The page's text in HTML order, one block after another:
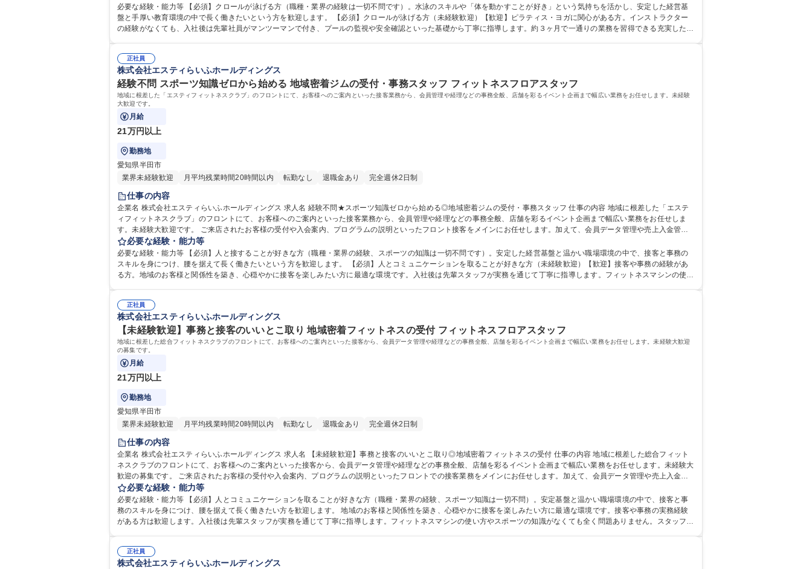
ける環境です。地域のお客様と深く関わり日々の成果や成長を分かち合えるやりがいがあります。 募集職種 【半田】未経験歓迎★クロールが泳げればＯＫ！手厚い研修で始
める水泳指導
必要な経験・能力等 【必須】クロールが泳げる方（職種・業界の経験は一切不問です）。水泳のスキルや「体を動かすことが好き」という気持ちを活かし、安定した経営基
盤と手厚い教育環境の中で長く働きたいという方を歓迎します。 【必須】クロールが泳げる方（未経験歓迎）【歓迎】ピラティス・ヨガに関心がある方。インストラクター
の経験がなくても、入社後は先輩社員がマンツーマンで付き、プールの監視や安全確認といった基礎から丁寧に指導します。約３ヶ月で一通りの業務を習得できる充実した教
正社員
株式会社エスティらいふホールディングス
経験不問 スポーツ知識ゼロから始める 地域密着ジムの受付・事務スタッフ フィットネスフロアスタッフ
地域に根差した「エスティフィットネスクラブ」のフロントにて、お客様へのご案内といった接客業務から、会員管理や経理などの事務全般、店舗を彩るイベント企画まで幅広い業務をお任せします。未経験
大歓迎です。
月給
21万円以上
勤務地
愛知県半田市
業界未経験歓迎
月平均残業時間20時間以内 転勤なし 退職金あり 完全週休2日制
仕事の内容
企業名 株式会社エスティらいふホールディングス 求人名 経験不問★スポーツ知識ゼロから始める◎地域密着ジムの受付・事務スタッフ 仕事の内容 地域に根差した「エステ
ィフィットネスクラブ」のフロントにて、お客様へのご案内といった接客業務から、会員管理や経理などの事務全般、店舗を彩るイベント企画まで幅広い業務をお任せしま
す。未経験大歓迎です。 ご来店されたお客様の受付や入会案内、プログラムの説明といったフロント接客をメインにお任せします。加えて、会員データ管理や売上入金管理
などの事務業務、館内清掃、物販コーナーのＰＯＰ作成やイベント企画など、店舗運営に関わる幅広い業務に携わります。地域のお客様との温かいコミュニケーションを楽し
みながら、一生モノの事務スキルも身につく環境です。現在活躍中のスタッフも全員スポーツ未経験からスタート。 募集職種 経験不問★スポーツ知識ゼロから始める◎地域
密着ジムの受付・事務スタッフ
必要な経験・能力等
必要な経験・能力等 【必須】人と接することが好きな方（職種・業界の経験、スポーツの知識は一切不問です）。安定した経営基盤と温かい職場環境の中で、接客と事務の
スキルを身につけ、腰を据えて長く働きたいという方を歓迎します。 【必須】人とコミュニケーションを取ることが好きな方（未経験歓迎）【歓迎】接客や事務の経験があ
る方。地域のお客様と関係性を築き、心穏やかに接客を楽しみたい方に最適な環境です。入社後は先輩スタッフが実務を通じて丁寧に指導します。フィットネスマシンの使い
正社員
株式会社エスティらいふホールディングス
【未経験歓迎】事務と接客のいいとこ取り 地域密着フィットネスの受付 フィットネスフロアスタッフ
地域に根差した総合フィットネスクラブのフロントにて、お客様へのご案内といった接客から、会員データ管理や経理などの事務全般、店舗を彩るイベント企画まで幅広い業務をお任せします。未経験大歓迎
の募集です。
月給
21万円以上
勤務地
愛知県半田市
業界未経験歓迎
月平均残業時間20時間以内 転勤なし 退職金あり 完全週休2日制
仕事の内容
企業名 株式会社エスティらいふホールディングス 求人名 【未経験歓迎】事務と接客のいいとこ取り◎地域密着フィットネスの受付 仕事の内容 地域に根差した総合フィット
ネスクラブのフロントにて、お客様へのご案内といった接客から、会員データ管理や経理などの事務全般、店舗を彩るイベント企画まで幅広い業務をお任せします。未経験大
歓迎の募集です。 ご来店されたお客様の受付や入会案内、プログラムの説明といったフロントでの接客業務をメインにお任せします。加えて、会員データ管理や売上入金管
理などのＰＣを使った事務全般、館内清掃、物販コーナーのＰＯＰ作成やイベント企画など、店舗運営に関わる幅広い業務に携わります。地域のお客様との温かいコミュニケ
ーションを楽しみながら、事務スキルも習得できる環境です。活躍中のスタッフも全員未経験スタートです。 募集職種 【未経験歓迎】事務と接客のいいとこ取り◎地域密着
フィットネスの受付
必要な経験・能力等
必要な経験・能力等 【必須】人とコミュニケーションを取ることが好きな方（職種・業界の経験、スポーツ知識は一切不問）。安定基盤と温かい職場環境の中で、接客と事
務のスキルを身につけ、腰を据えて長く働きたい方を歓迎します。 地域のお客様と関係性を築き、心穏やかに接客を楽しみたい方に最適な環境です。接客や事務の実務経験
がある方は歓迎します。入社後は先輩スタッフが実務を通じて丁寧に指導します。フィットネスマシンの使い方やスポーツの知識がなくても全く問題ありません。スタッフ同
正社員
株式会社エスティらいふホールディングス